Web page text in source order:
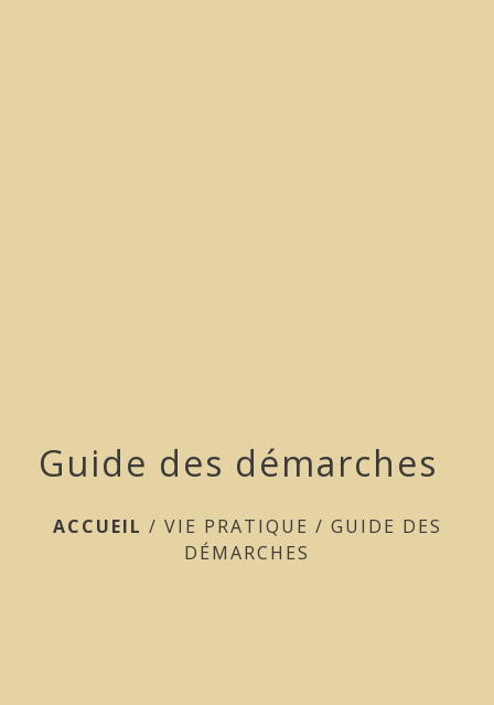
Guide des démarches
ACCUEIL / VIE PRATIQUE / GUIDE DES
DÉMARCHES